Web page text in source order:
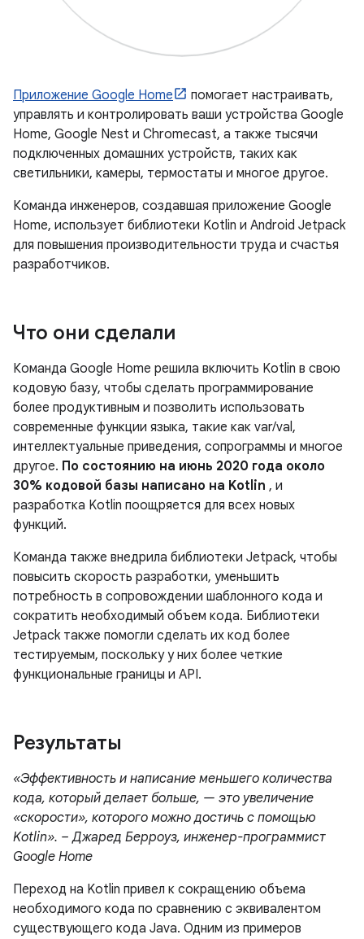
Приложение Google Home
помогает настраивать,
управлять и контролировать ваши устройства Google
Home, Google Nest и Chromecast, а также тысячи
подключенных домашних устройств, таких как
светильники, камеры, термостаты и многое другое.
Команда инженеров, создавшая приложение Google
Home, использует библиотеки Kotlin и Android Jetpack
для повышения производительности труда и счастья
разработчиков.
Что они сделали
Команда Google Home решила включить Kotlin в свою
кодовую базу, чтобы сделать программирование
более продуктивным и позволить использовать
современные функции языка, такие как var/val,
интеллектуальные приведения, сопрограммы и многое
другое. По состоянию на июнь 2020 года около
30% кодовой базы написано на Kotlin , и
разработка Kotlin поощряется для всех новых
функций.
Команда также внедрила библиотеки Jetpack, чтобы
повысить скорость разработки, уменьшить
потребность в сопровождении шаблонного кода и
сократить необходимый объем кода. Библиотеки
Jetpack также помогли сделать их код более
тестируемым, поскольку у них более четкие
функциональные границы и API.
Результаты
«Эффективность и написание меньшего количества
кода, который делает больше, — это увеличение
«скорости», которого можно достичь с помощью
Kotlin». – Джаред Берроуз, инженер-программист
Google Home
Переход на Kotlin привел к сокращению объема
необходимого кода по сравнению с эквивалентом
существующего кода Java. Одним из примеров